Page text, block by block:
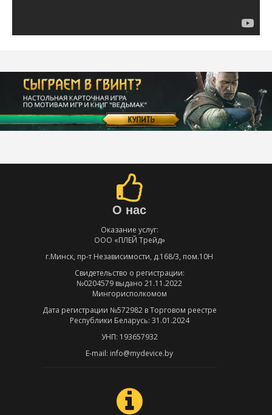
О нас
Оказание услуг:
ООО «ПЛЕЙ Трейд»
г.Минск, пр-т Независимости, д.168/3, пом.10Н
Свидетельство о регистрации:
№0204579 выдано 21.11.2022
Мингорисполкомом
Дата регистрации №572982 в Торговом реестре
Республики Беларусь: 31.01.2024
УНП: 193657932
E-mail: info@mydevice.by